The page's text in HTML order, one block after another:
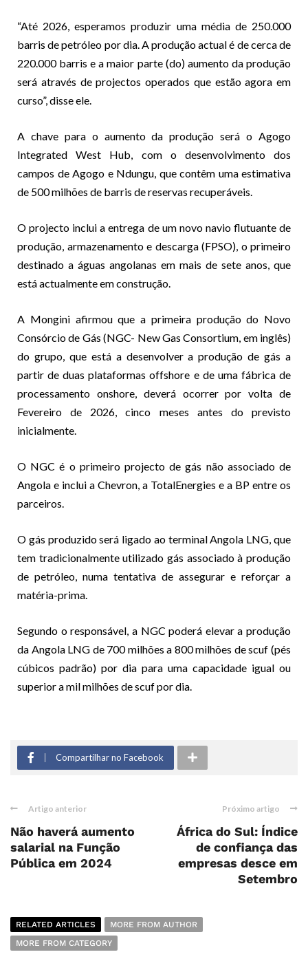
“Até 2026, esperamos produzir uma média de 250.000
barris de petróleo por dia. A produção actual é de cerca de
220.000 barris e a maior parte (do) aumento da produção
será através de projectos operados que estão agora em
curso”, disse ele.
A chave para o aumento da produção será o Agogo
Integrated West Hub, com o desenvolvimento dos
campos de Agogo e Ndungu, que contêm uma estimativa
de 500 milhões de barris de reservas recuperáveis.
O projecto inclui a entrega de um novo navio flutuante de
produção, armazenamento e descarga (FPSO), o primeiro
destinado a águas angolanas em mais de sete anos, que
está actualmente em construção.
A Mongini afirmou que a primeira produção do Novo
Consórcio de Gás (NGC- New Gas Consortium, em inglês)
do grupo, que está a desenvolver a produção de gás a
partir de duas plataformas offshore e de uma fábrica de
processamento onshore, deverá ocorrer por volta de
Fevereiro de 2026, cinco meses antes do previsto
inicialmente.
O NGC é o primeiro projecto de gás não associado de
Angola e inclui a Chevron, a TotalEnergies e a BP entre os
parceiros.
O gás produzido será ligado ao terminal Angola LNG, que
tem tradicionalmente utilizado gás associado à produção
de petróleo, numa tentativa de assegurar e reforçar a
matéria-prima.
Segundo o responsável, a NGC poderá elevar a produção
da Angola LNG de 700 milhões a 800 milhões de scuf (pés
cúbicos padrão) por dia para uma capacidade igual ou
superior a mil milhões de scuf por dia.
Compartilhar no Facebook
Artigo anterior
Não haverá aumento
salarial na Função
Pública em 2024
Próximo artigo
África do Sul: Índice
de confiança das
empresas desce em
Setembro
RELATED ARTICLES
MORE FROM AUTHOR
MORE FROM CATEGORY